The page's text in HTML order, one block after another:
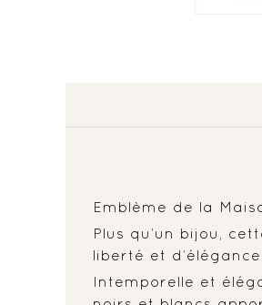
Emblème de la
Plus qu’un bijou,
liberté et
Intemporelle et